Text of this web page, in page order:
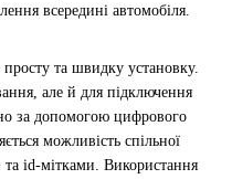
всередині автомобіля.
та швидку установку.
але й для підключення
за допомогою цифрового
можливість спільної
id-мітками. Використання